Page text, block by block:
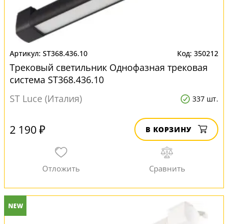
ST368.436.10 350212
Трековый светильник Однофазная трековая
система ST368.436.10
ST Luce (Италия)
337 шт.
2 190 ₽ В КОРЗИНУ
NEW